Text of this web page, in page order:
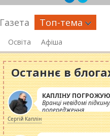
Газета Топ-тема
Освіта Афіша
Останнє в
КАПЛІНУ
Вранці невідомі
попередження
Сергій Каплін